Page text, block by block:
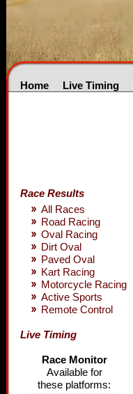
Home Live Timing
Race Results
All Races
Road Racing
Oval Racing
Dirt Oval
Paved Oval
Kart Racing
Motorcycle Racing
Active Sports
Remote Control
Live Timing
Race Monitor
Available for
these platforms: